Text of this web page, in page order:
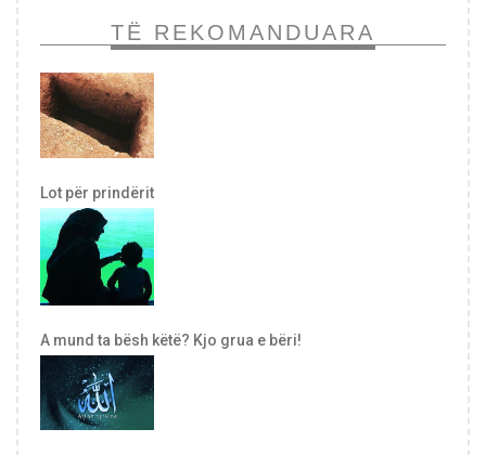
TË REKOMANDUARA
Lot për prindërit
A mund ta bësh këtë? Kjo grua e bëri!